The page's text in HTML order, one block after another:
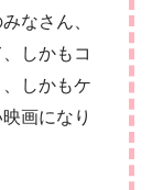
なさん、
しかもコ
しかもケ
画になり